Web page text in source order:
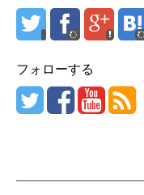
フォローする